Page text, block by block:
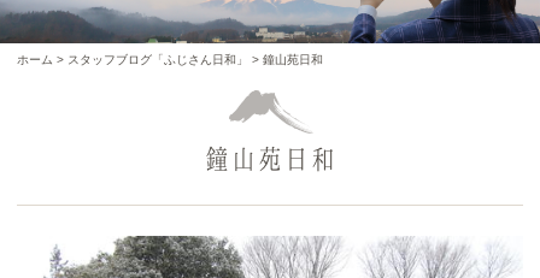
ホーム > スタッフブログ「ふじさん日和」 >鐘山苑日和
鐘山苑日和